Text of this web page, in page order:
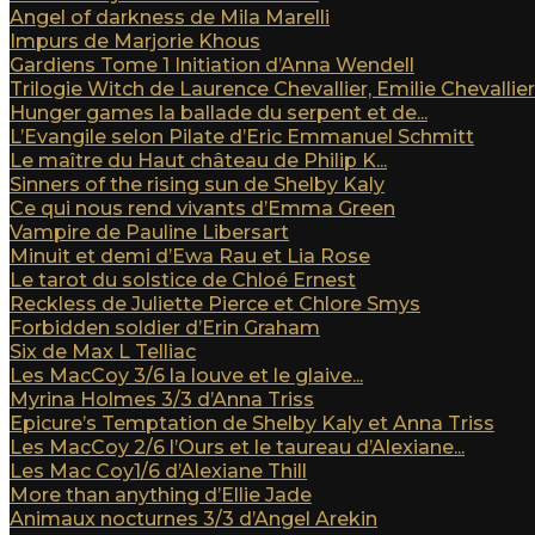
Angel of darkness de Mila Marelli
Impurs de Marjorie Khous
Gardiens Tome 1 Initiation d’Anna Wendell
Trilogie Witch de Laurence Chevallier, Emilie Chevallier
Hunger games la ballade du serpent et de...
L’Evangile selon Pilate d’Eric Emmanuel Schmitt
Le maître du Haut château de Philip K...
Sinners of the rising sun de Shelby Kaly
Ce qui nous rend vivants d’Emma Green
Vampire de Pauline Libersart
Minuit et demi d’Ewa Rau et Lia Rose
Le tarot du solstice de Chloé Ernest
Reckless de Juliette Pierce et Chlore Smys
Forbidden soldier d’Erin Graham
Six de Max L Telliac
Les MacCoy 3/6 la louve et le glaive...
Myrina Holmes 3/3 d’Anna Triss
Epicure’s Temptation de Shelby Kaly et Anna Triss
Les MacCoy 2/6 l’Ours et le taureau d’Alexiane...
Les Mac Coy1/6 d’Alexiane Thill
More than anything d’Ellie Jade
Animaux nocturnes 3/3 d’Angel Arekin